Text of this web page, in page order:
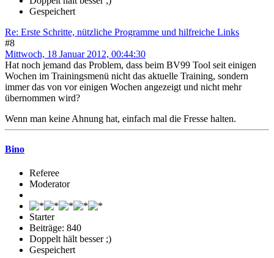
Gespeichert
Re: Erste Schritte, nützliche Programme und hilfreiche Links
#8
Mittwoch, 18 Januar 2012, 00:44:30
Hat noch jemand das Problem, dass beim BV99 Tool seit einigen
Wochen im Trainingsmenü nicht das aktuelle Training, sondern
immer das von vor einigen Wochen angezeigt und nicht mehr
übernommen wird?
Wenn man keine Ahnung hat, einfach mal die Fresse halten.
Bino
Referee
Moderator
Starter
Beiträge: 840
Doppelt hält besser ;)
Gespeichert